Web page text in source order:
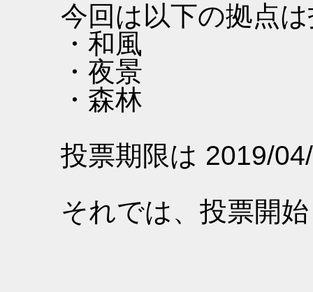
今回は以下の拠点
・和風
・夜景
・森林
投票期限は 2019/
それでは、投票開